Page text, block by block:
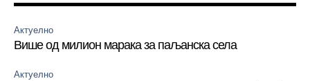
Актуелно
Више од милион марака за паљанска села
Актуелно